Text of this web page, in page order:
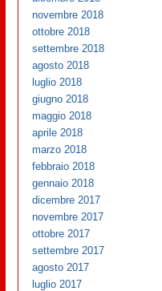
novembre 2018
ottobre 2018
settembre 2018
agosto 2018
luglio 2018
giugno 2018
maggio 2018
aprile 2018
marzo 2018
febbraio 2018
gennaio 2018
dicembre 2017
novembre 2017
ottobre 2017
settembre 2017
agosto 2017
luglio 2017